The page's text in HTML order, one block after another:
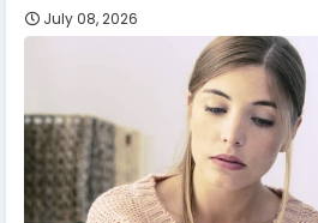
July 08, 2026